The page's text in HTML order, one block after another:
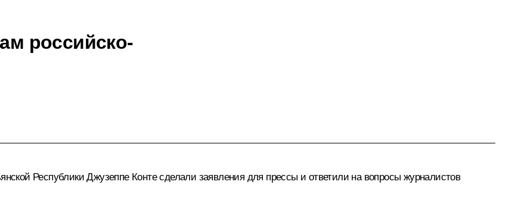
российско-
РеспубликиДжузеппе Контесделали заявления для прессы и ответили на вопросы журналистов